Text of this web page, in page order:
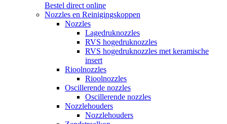
Bestel direct online
Nozzles en Reinigingskoppen
Nozzles
Lagedruknozzles
RVS hogedruknozzles
RVS hogedruknozzles met keramische
insert
Rioolnozzles
Rioolnozzles
Oscillerende nozzles
Oscillerende nozzles
Nozzlehouders
Nozzlehouders